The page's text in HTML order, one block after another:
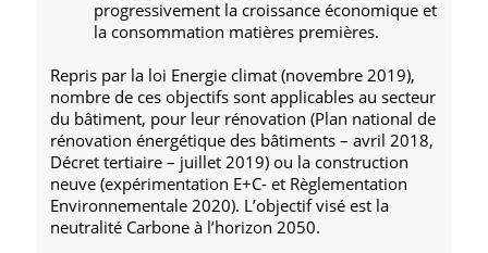
progressivement la croissance économique et
la consommation matières premières.
Repris par la loi Energie climat (novembre 2019),
nombre de ces objectifs sont applicables au secteur
du bâtiment, pour leur rénovation (Plan national de
rénovation énergétique des bâtiments – avril 2018,
Décret tertiaire – juillet 2019) ou la construction
neuve (expérimentation E+C- et Règlementation
Environnementale 2020). L’objectif visé est la
neutralité Carbone à l’horizon 2050.